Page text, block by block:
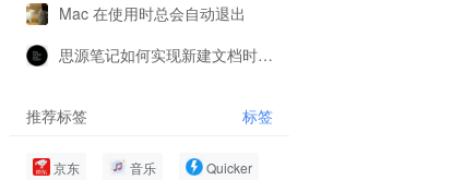
Mac 在使用时总会自动退出
思源笔记如何实现新建文档时根据特定关键词的文档标题，自动添加特定的数据库
推荐标签 标签
京东 音乐 Quicker